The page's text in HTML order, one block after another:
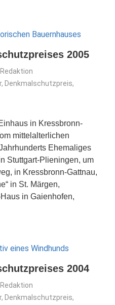
2005
, Denkmalschutzpreis,
in Kressbronn-
mittelalterlichen
Ehemaliges
Stuttgart-Plieningen, um
in Kressbronn-Gattnau,
in St. Märgen,
in Gaienhofen,
2004
, Denkmalschutzpreis,